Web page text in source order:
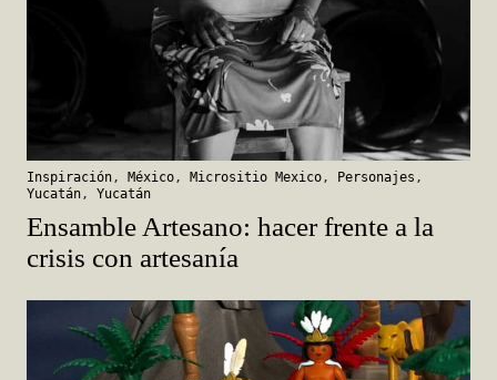
Inspiración , México , Micrositio Mexico , Personajes ,
Yucatán , Yucatán
Ensamble Artesano: hacer frente a la
crisis con artesanía